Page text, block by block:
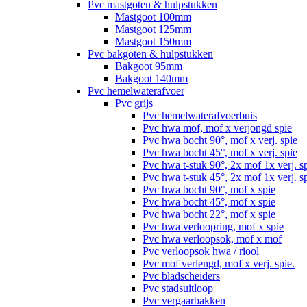
Pvc mastgoten & hulpstukken
Mastgoot 100mm
Mastgoot 125mm
Mastgoot 150mm
Pvc bakgoten & hulpstukken
Bakgoot 95mm
Bakgoot 140mm
Pvc hemelwaterafvoer
Pvc grijs
Pvc hemelwaterafvoerbuis
Pvc hwa mof, mof x verjongd spie
Pvc hwa bocht 90°, mof x verj. spie
Pvc hwa bocht 45°, mof x verj. spie
Pvc hwa t-stuk 90°, 2x mof 1x verj.
Pvc hwa t-stuk 45°, 2x mof 1x verj.
Pvc hwa bocht 90°, mof x spie
Pvc hwa bocht 45°, mof x spie
Pvc hwa bocht 22°, mof x spie
Pvc hwa verloopring, mof x spie
Pvc hwa verloopsok, mof x mof
Pvc verloopsok hwa / riool
Pvc mof verlengd, mof x verj. spie.
Pvc bladscheiders
Pvc stadsuitloop
Pvc vergaarbakken